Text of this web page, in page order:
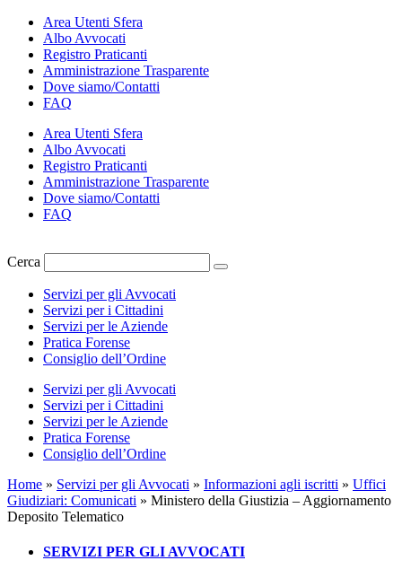
contenuto
Area Utenti Sfera
Albo Avvocati
Registro Praticanti
Amministrazione Trasparente
Dove siamo/Contatti
FAQ
Area Utenti Sfera
Albo Avvocati
Registro Praticanti
Amministrazione Trasparente
Dove siamo/Contatti
FAQ
Cerca
Servizi per gli Avvocati
Servizi per i Cittadini
Servizi per le Aziende
Pratica Forense
Consiglio dell’Ordine
Servizi per gli Avvocati
Servizi per i Cittadini
Servizi per le Aziende
Pratica Forense
Consiglio dell’Ordine
Home » Servizi per gli Avvocati » Informazioni agli iscritti » Uffici
Giudiziari: Comunicati » Ministero della Giustizia – Aggiornamento
Deposito Telematico
SERVIZI PER GLI AVVOCATI